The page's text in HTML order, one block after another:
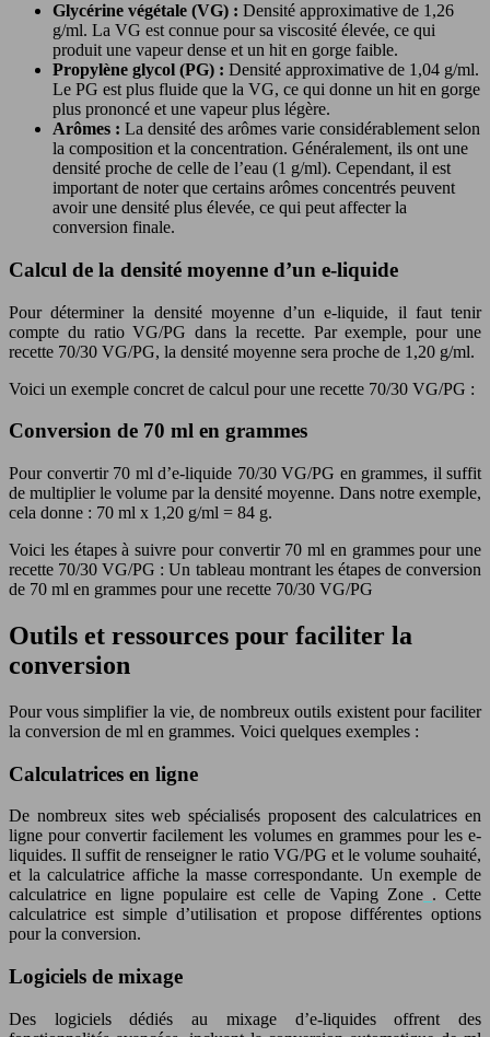
Glycérine végétale (VG) : Densité approximative de 1,26
g/ml. La VG est connue pour sa viscosité élevée, ce qui
produit une vapeur dense et un hit en gorge faible.
Propylène glycol (PG) : Densité approximative de 1,04 g/ml.
Le PG est plus fluide que la VG, ce qui donne un hit en gorge
plus prononcé et une vapeur plus légère.
Arômes : La densité des arômes varie considérablement selon
la composition et la concentration. Généralement, ils ont une
densité proche de celle de l’eau (1 g/ml). Cependant, il est
important de noter que certains arômes concentrés peuvent
avoir une densité plus élevée, ce qui peut affecter la
conversion finale.
Calcul de la densité moyenne d’un e-liquide
Pour déterminer la densité moyenne d’un e-liquide, il faut tenir
compte du ratio VG/PG dans la recette. Par exemple, pour une
recette 70/30 VG/PG, la densité moyenne sera proche de 1,20 g/ml.
Voici un exemple concret de calcul pour une recette 70/30 VG/PG :
Conversion de 70 ml en grammes
Pour convertir 70 ml d’e-liquide 70/30 VG/PG en grammes, il suffit
de multiplier le volume par la densité moyenne. Dans notre exemple,
cela donne : 70 ml x 1,20 g/ml = 84 g.
Voici les étapes à suivre pour convertir 70 ml en grammes pour une
recette 70/30 VG/PG : Un tableau montrant les étapes de conversion
de 70 ml en grammes pour une recette 70/30 VG/PG
Outils et ressources pour faciliter la
conversion
Pour vous simplifier la vie, de nombreux outils existent pour faciliter
la conversion de ml en grammes. Voici quelques exemples :
Calculatrices en ligne
De nombreux sites web spécialisés proposent des calculatrices en
ligne pour convertir facilement les volumes en grammes pour les e-
liquides. Il suffit de renseigner le ratio VG/PG et le volume souhaité,
et la calculatrice affiche la masse correspondante. Un exemple de
calculatrice en ligne populaire est celle de Vaping Zone . Cette
calculatrice est simple d’utilisation et propose différentes options
pour la conversion.
Logiciels de mixage
Des logiciels dédiés au mixage d’e-liquides offrent des